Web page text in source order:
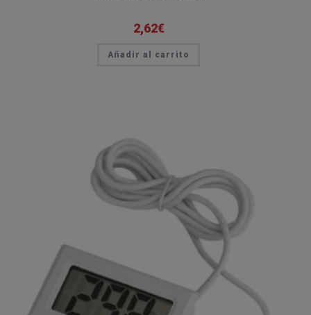
2,62€
Añadir al carrito